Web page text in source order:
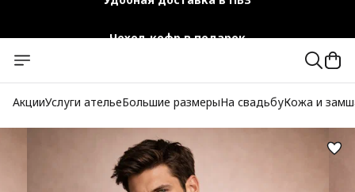
Бесплатная доставка при заказе от 10 000 руб.
АкцииУслуги ательеБольшие размерыНа свадьбуКожа и